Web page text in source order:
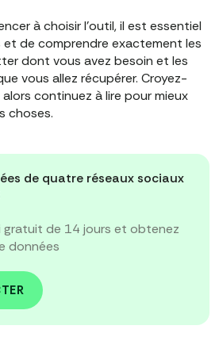
à choisir l'outil, il est essentiel
de comprendre exactement les
dont vous avez besoin et les
vous allez récupérer. Croyez-
continuez à lire pour mieux
choses.
de quatre réseaux sociaux
gratuit de 14 jours et obtenez
données